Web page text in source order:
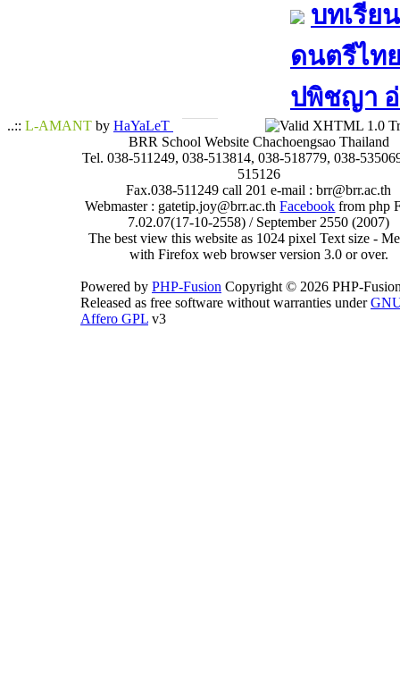
บทเรีย
ดนตรีไท
ปพิชญา​ อ่
..:: L-AMANT by HaYaLeT
BRR School Website Chachoengsao Thailand
Tel. 038-511249, 038-513814, 038-518779, 038-
515126
Fax.038-511249 call 201 e-mail : brr@brr.ac.th
Webmaster : gatetip.joy@brr.ac.thFacebook from php
7.02.07(17-10-2558) / September 2550 (2007)
The best view this website as 1024 pixel Text size -
with Firefox web browser version 3.0 or over.
Powered by PHP-Fusion Copyright © 2026 PHP-
Released as free software without warranties under
Affero GPL v3